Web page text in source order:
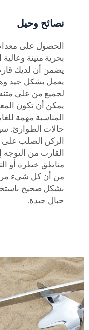
نصائح وحيل
الحصول على
بحرية متينة وعالية
يضمن أن لديك
يعمل بشكل جيد
لجميع من على
يمكن أن تكون
المناسبة مهمة
حالات الطوارئ.
الركن الصلب على
القارب من التوجه
مناطق خطرة أو
من أن كل شيء
بشكل صحيح
حبال جيدة.